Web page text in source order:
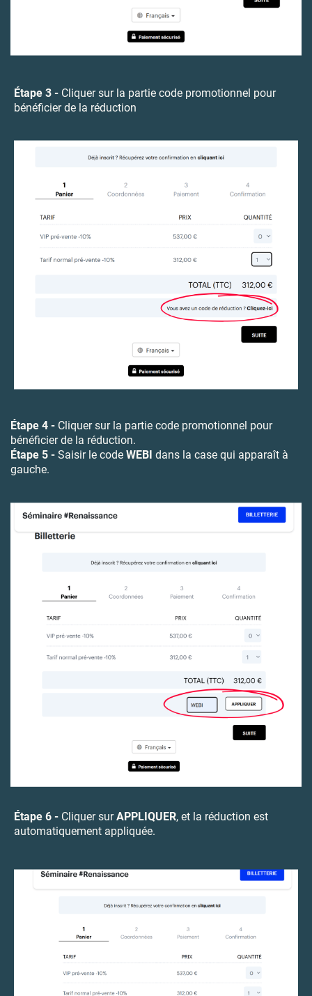
Étape 3 - Cliquer sur la partie code promotionnel pour
bénéficier de la réduction
Étape 4 - Cliquer sur la partie code promotionnel pour
bénéficier de la réduction.
Étape 5 - Saisir le code WEBI dans la case qui apparaît à
gauche.
Étape 6 - Cliquer surAPPLIQUER, et la réduction est
automatiquement appliquée.